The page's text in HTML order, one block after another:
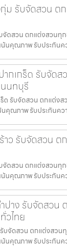
ม รับจัดสวน ต
จัดสวน ตกแต่งสวนทุ
น้นคุณภาพ รับประกัน
กเกร็ด รับจัดส
นทบุรี
ด รับจัดสวน ตกแต่ง
นคุณภาพ รับประกันค
าว รับจัดสวน ต
จัดสวน ตกแต่งสวน
น้นคุณภาพ รับประกัน
ปาง รับจัดสวน
ไทย
บจัดสวน ตกแต่งสว
น้นคุณภาพ รับประกัน